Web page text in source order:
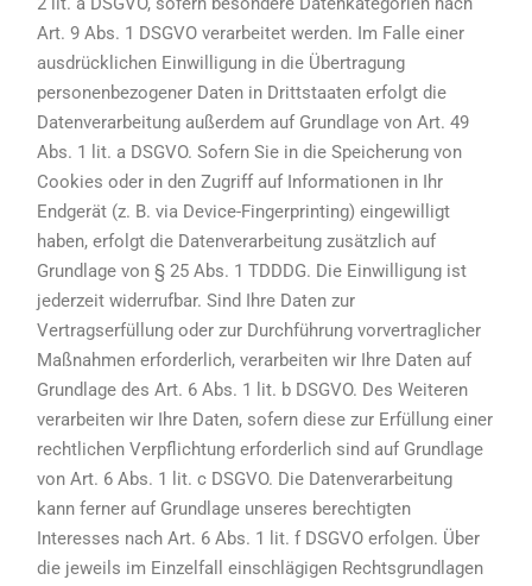
Art. 9 Abs. 1 DSGVO verarbeitet werden. Im Falle einer
ausdrücklichen Einwilligung in die Übertragung
personenbezogener Daten in Drittstaaten erfolgt die
Datenverarbeitung außerdem auf Grundlage von Art. 49
Abs. 1 lit. a DSGVO. Sofern Sie in die Speicherung von
Cookies oder in den Zugriff auf Informationen in Ihr
Endgerät (z. B. via Device-Fingerprinting) eingewilligt
haben, erfolgt die Datenverarbeitung zusätzlich auf
Grundlage von § 25 Abs. 1 TDDDG. Die Einwilligung ist
jederzeit widerrufbar. Sind Ihre Daten zur
Vertragserfüllung oder zur Durchführung vorvertraglicher
Maßnahmen erforderlich, verarbeiten wir Ihre Daten auf
Grundlage des Art. 6 Abs. 1 lit. b DSGVO. Des Weiteren
verarbeiten wir Ihre Daten, sofern diese zur Erfüllung einer
rechtlichen Verpflichtung erforderlich sind auf Grundlage
von Art. 6 Abs. 1 lit. c DSGVO. Die Datenverarbeitung
kann ferner auf Grundlage unseres berechtigten
Interesses nach Art. 6 Abs. 1 lit. f DSGVO erfolgen. Über
die jeweils im Einzelfall einschlägigen Rechtsgrundlagen